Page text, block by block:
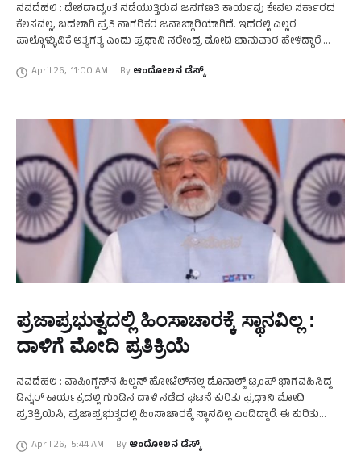
ನವದೆಹಲಿ : ದೇಶದಾದ್ಯಂತ ನಡೆಯುತ್ತಿರುವ ಜನಗಣತಿ ಕಾರ್ಯವು ಕೇವಲ ಸರ್ಕಾರದ
ಕೆಲಸವಲ್ಲ, ಬದಲಾಗಿ ಪ್ರತಿ ನಾಗರಿಕರ ಜವಾಬ್ದಾರಿಯಾಗಿದೆ. ಇದರಲ್ಲಿ ಎಲ್ಲರ
ಪಾಲ್ಗೊಳ್ಳುವಿಕೆ ಅತ್ಯಗತ್ಯ ಎಂದು ಪ್ರಧಾನಿ ನರೇಂದ್ರ ಮೋದಿ ಭಾನುವಾರ ಹೇಳಿದ್ದಾರೆ.
April 26, 11:00 AM By ಆಂದೋಲನ ಡೆಸ್ಕ್
ಪ್ರಜಾಪ್ರಭುತ್ವದಲ್ಲಿ ಹಿಂಸಾಚಾರಕ್ಕೆ ಸ್ಥಾನವಿಲ್ಲ :
ದಾಳಿಗೆ ಮೋದಿ ಪ್ರತಿಕ್ರಿಯೆ
ನವದೆಹಲಿ : ವಾಷಿಂಗ್ಟನ್‌ನ ಹಿಲ್ಟನ್ ಹೋಟೆಲ್‌ನಲ್ಲಿ ಡೊನಾಲ್ಡ್ ಟ್ರಂಪ್ ಭಾಗವಹಿಸಿದ್ದ
ಡಿನ್ನರ್ ಕಾರ್ಯಕ್ರದಲ್ಲಿ ಗುಂಡಿನ ದಾಳಿ ನಡೆದ ಘಟನೆ ಕುರಿತು ಪ್ರಧಾನಿ ಮೋದಿ
ಪ್ರತಿಕ್ರಿಯಿಸಿ, ಪ್ರಜಾಪ್ರಭುತ್ವದಲ್ಲಿ ಹಿಂಸಾಚಾರಕ್ಕೆ ಸ್ಥಾನವಿಲ್ಲ ಎಂದಿದ್ದಾರೆ. ಈ ಕುರಿತು
April 26, 5:44 AM By ಆಂದೋಲನ ಡೆಸ್ಕ್